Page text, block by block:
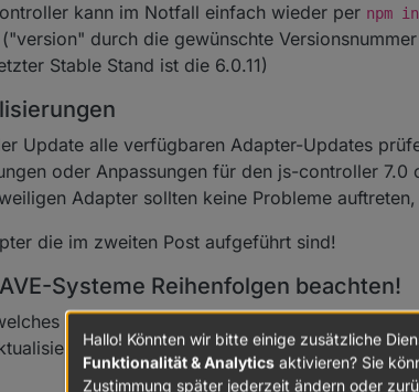
kann im Notfall einfach wieder per npm
("version" durch die gewünschte
Stable Stand ist die 6.0.11)
Update alle verfügbaren Adapter-Updates
oder Anpassungen für den js-controller 7.0
Adapter sollten keine Probleme
die im zweiten Post aufgeführt sind!
Systeme Reihenfolgen beachten!
auf js-controller 6.0.x läuft, ist es beim
Der Master muss dann wieder
Hallo! Könnten wir bitte einige zusätzliche
Funktionalität & Analytics aktivieren? Sie
Zustimmung später jederzeit ändern oder